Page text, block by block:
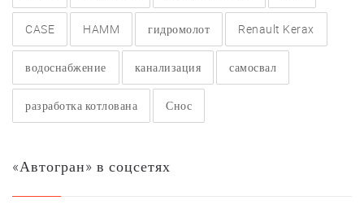
CASE HAMM гидромолот Renault Kerax
водоснабжение канализация самосвал
разработка котлована Снос
«Автогран» в соцсетях